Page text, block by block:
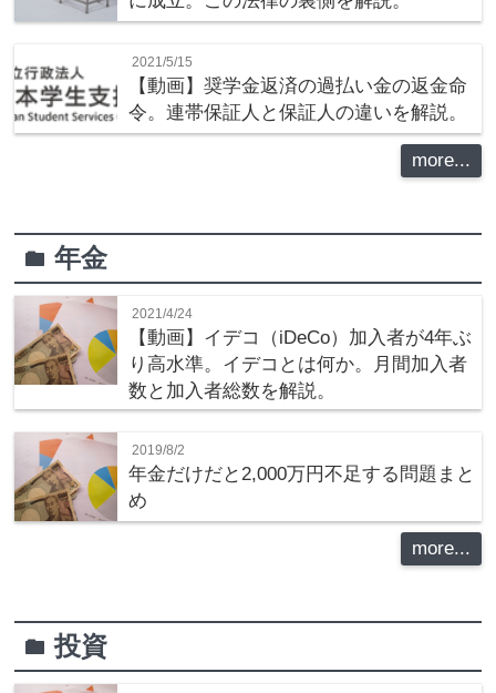
2021/5/15
【動画】奨学金返済の過払い金の返金命
令。連帯保証人と保証人の違いを解説。
more...
folder年金
2021/4/24
【動画】イデコ（iDeCo）加入者が4年ぶ
り高水準。イデコとは何か。月間加入者
数と加入者総数を解説。
2019/8/2
年金だけだと2,000万円不足する問題まと
め
more...
folder投資